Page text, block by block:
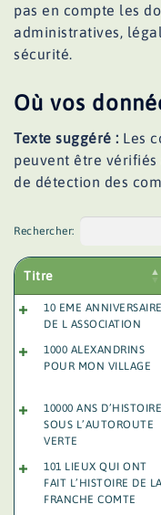
pas en compte les
administratives,
sécurité.
Où vos
Texte suggéré : Les
peuvent être vérifiés
de détection des
Rechercher:
Titre
10 EME ANNIVERSAIRE
DE L ASSOCIATION
1000 ALEXANDRINS
POUR MON VILLAGE
10000 ANS D’HISTOIRE
SOUS L’AUTOROUTE
VERTE
101 LIEUX QUI ONT
FAIT L’HISTOIRE DE LA
FRANCHE COMTE